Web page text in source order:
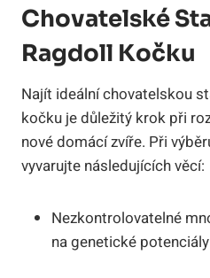
Chovatelské
⁤Ragdoll Kočku
Najít ideální chovatelskou‍
kočku‌ je důležitý krok⁤ při
nové ‌domácí zvíře.⁤ Při
⁣vyvarujte⁢ následujících věcí:
Nezkontrolovatelné
na genetické⁤ potenciály